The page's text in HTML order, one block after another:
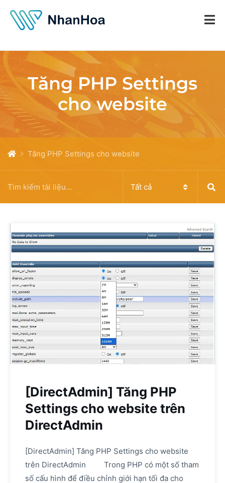
Tăng PHP Settings
cho website
Tăng PHP Settings cho website
[DirectAdmin] Tăng PHP
Settings cho website trên
DirectAdmin
[DirectAdmin] Tăng PHP Settings cho website
trên DirectAdmin Trong PHP có một số tham
số cấu hình để điều chỉnh giới hạn tối đa cho